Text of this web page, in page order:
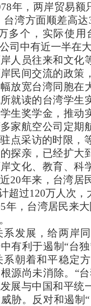
年，两岸贸易额
台湾方面顺差高
多个，实际使用
司中有近一半在
员往来和文化
民间交流的政策
放宽台湾同胞在
就读的台湾学生
生奖学金，推动
家航空公司定期
点采访的时限，
探亲，已经扩大
文化、教育、科
20年来，台湾居
超过120万人次
年，台湾居民来
展，给两岸同
有利于遏制“台
朝着和平稳定
源尚未消除。“
展与中国和平统
胁。反对和遏制